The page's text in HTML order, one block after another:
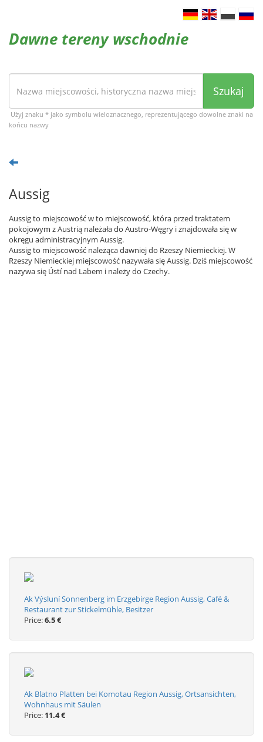
Dawne tereny wschodnie
Szukaj
Użyj znaku * jako symbolu wieloznacznego, reprezentującego dowolne znaki na
końcu nazwy
Aussig
Aussig to miejscowość w to miejscowość, która przed traktatem
pokojowym z Austrią należała do Austro-Węgry i znajdowała się w
okręgu administracyjnym Aussig.
Aussig to miejscowość należąca dawniej do Rzeszy Niemieckiej. W
Rzeszy Niemieckiej miejscowość nazywała się Aussig. Dziś miejscowość
nazywa się Ústí nad Labem i należy do Czechy.
Ak Výsluní Sonnenberg im Erzgebirge Region Aussig, Café &
Restaurant zur Stickelmühle, Besitzer
Price:6.5 €
Ak Blatno Platten bei Komotau Region Aussig, Ortsansichten,
Wohnhaus mit Säulen
Price: 11.4 €